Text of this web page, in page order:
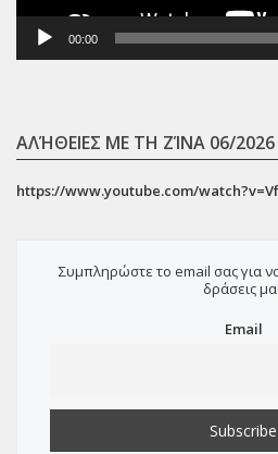
00:00
ΑΛΉΘΕΙΕΣ ΜΕ ΤΗ ΖΊΝΑ 06/2026
https://www.youtube.com/
Συμπληρώστε το email σας για
δράσεις
Email